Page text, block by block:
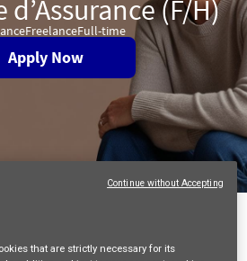
MY PROFILE (F/H)
FreelanceFull-time
Apply Now
that are strictly necessary for its
Continue without Accepting